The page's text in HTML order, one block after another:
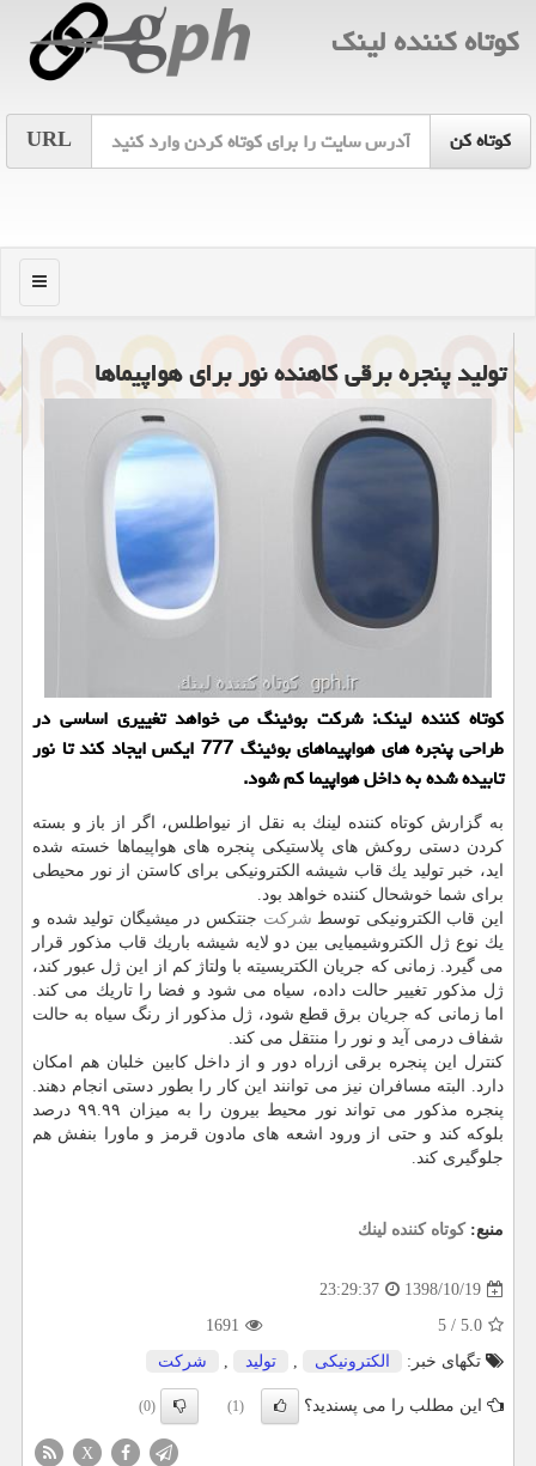
كوتاه كننده لینك
URL
منو
تولید پنجره برقی كاهنده نور برای هواپیماها
كوتاه كننده لینك: شركت بوئینگ می خواهد تغییری اساسی در
طراحی پنجره های هواپیماهای بوئینگ 777 ایكس ایجاد كند تا نور
تابیده شده به داخل هواپیما كم شود.
به گزارش كوتاه كننده لینك به نقل از نیواطلس، اگر از باز و بسته
كردن دستی روكش های پلاستیكی پنجره های هواپیماها خسته شده
اید، خبر تولید یك قاب شیشه الكترونیكی برای كاستن از نور محیطی
برای شما خوشحال كننده خواهد بود.
این قاب الكترونیكی توسط شركت جنتكس در میشیگان تولید شده و
یك نوع ژل الكتروشیمیایی بین دو لایه شیشه باریك قاب مذكور قرار
می گیرد. زمانی كه جریان الكتریسیته با ولتاژ كم از این ژل عبور كند،
ژل مذكور تغییر حالت داده، سیاه می شود و فضا را تاریك می كند.
اما زمانی كه جریان برق قطع شود، ژل مذكور از رنگ سیاه به حالت
شفاف درمی آید و نور را منتقل می كند.
كنترل این پنجره برقی ازراه دور و از داخل كابین خلبان هم امكان
دارد. البته مسافران نیز می توانند این كار را بطور دستی انجام دهند.
پنجره مذكور می تواند نور محیط بیرون را به میزان ۹۹.۹۹ درصد
بلوكه كند و حتی از ورود اشعه های مادون قرمز و ماورا بنفش هم
جلوگیری كند.
منبع:كوتاه كننده لینك
1398/10/19
23:29:37
5.0
/
5
1691
تگهای خبر:
الكترونیكی , تولید , شركت
این مطلب را می پسندید؟ (1)
(0)
X